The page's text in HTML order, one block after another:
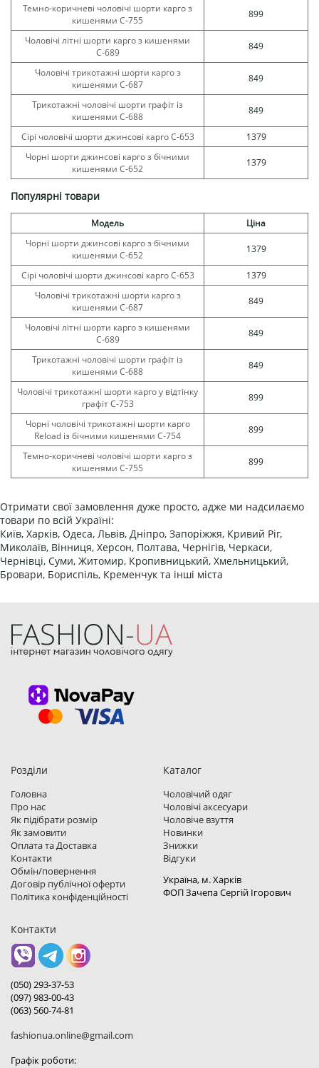
Темно-коричневі чоловічі шорти карго з
кишенями С-755
899
Чоловічі літні шорти карго з кишенями
С-689
849
Чоловічі трикотажні шорти карго з
кишенями С-687
849
Трикотажні чоловічі шорти графіт із
кишенями С-688
849
Сірі чоловічі шорти джинсові карго С-653
1379
Чорні шорти джинсові карго з бічними
кишенями С-652
1379
Популярні товари
Модель
Ціна
Чорні шорти джинсові карго з бічними
кишенями С-652
1379
Сірі чоловічі шорти джинсові карго С-653
1379
Чоловічі трикотажні шорти карго з
кишенями С-687
849
Чоловічі літні шорти карго з кишенями
С-689
849
Трикотажні чоловічі шорти графіт із
кишенями С-688
849
Чоловічі трикотажні шорти карго у відтінку
графіт С-753
899
Чорні чоловічі трикотажні шорти карго
Reload із бічними кишенями С-754
899
Темно-коричневі чоловічі шорти карго з
кишенями С-755
899
Отримати свої замовлення дуже просто, адже ми надсилаємо
товари по всій Україні:
Київ, Харків, Одеса, Львів, Дніпро, Запоріжжя, Кривий Ріг,
Миколаїв, Вінниця, Херсон, Полтава, Чернігів, Черкаси,
Чернівці, Суми, Житомир, Кропивницький, Хмельницький,
Бровари, Бориспіль, Кременчук та інші міста
Розділи
Головна
Про нас
Як підібрати розмір
Як замовити
Оплата та Доставка
Контакти
Обмін/повернення
Договір публічної оферти
Політика конфіденційності
Каталог
Чоловічий одяг
Чоловічі аксесуари
Чоловіче взуття
Новинки
Знижки
Відгуки
Україна, м. Харкiв
ФОП Зачепа Сергій Ігорович
Контакти
(050) 293-37-53
(097) 983-00-43
(063) 560-74-81
fashionua.online@gmail.com
Графік роботи: